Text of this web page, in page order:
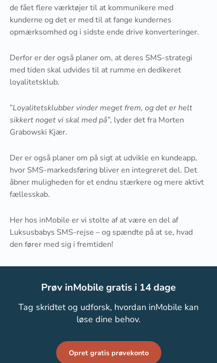
de fået flere værktøjer til at kommunikere med
kunderne og det er med til at fange kundernes
opmærksomhed og i sidste ende drive konverteringer.
Derfor er der også planer om, at deres SMS-strategi
med tiden skal udvides til at rumme en dedikeret
loyalitetsklub.
”Loyalitetsklubber vinder meget frem, og det er helt
sikkert noget vi skal med på”, lyder det fra Morten
Grabowski Kjær.
Der er også planer om på sigt at udvikle en kundeapp,
hvor SMS-markedsføring bliver en integreret del. Det
åbner muligheden for et endnu stærkere og mere aktivt
fællesskab.
Her hos inMobile er vi stolte af at være en del af
Luksusbabys SMS-rejse – og spændte på at se, hvad
den fører med sig i fremtiden!
Prøv inMobile gratis i 14 dage
Tag skridtet og udforsk, hvordan inMobile kan
løse dine behov.
Opret gratis prøvekonto